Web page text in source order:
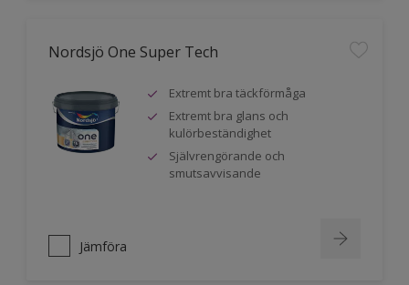
Nordsjö One Super Tech
Extremt bra täckförmåga
Extremt bra glans och
kulörbeständighet
Självrengörande och
smutsavvisande
Jämföra